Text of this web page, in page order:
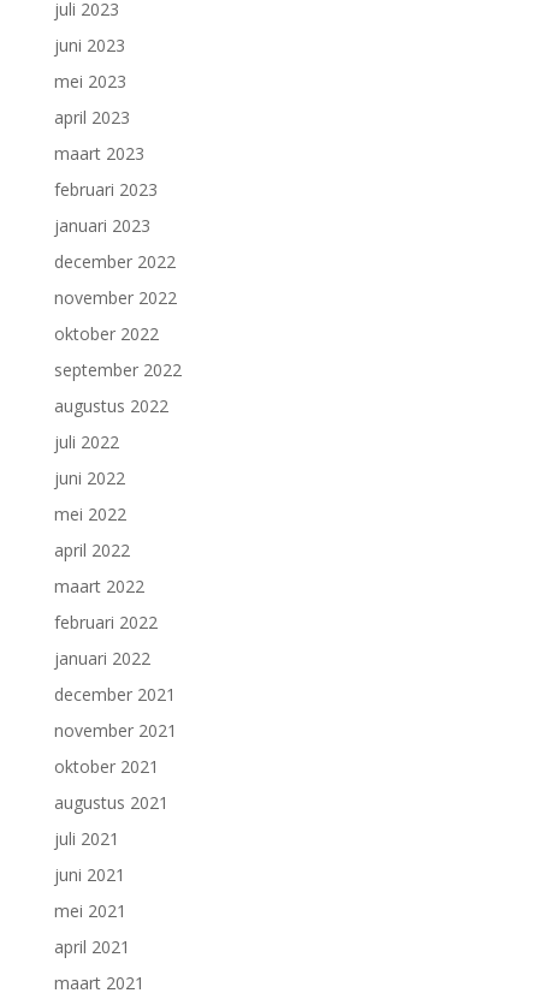
juli 2023
juni 2023
mei 2023
april 2023
maart 2023
februari 2023
januari 2023
december 2022
november 2022
oktober 2022
september 2022
augustus 2022
juli 2022
juni 2022
mei 2022
april 2022
maart 2022
februari 2022
januari 2022
december 2021
november 2021
oktober 2021
augustus 2021
juli 2021
juni 2021
mei 2021
april 2021
maart 2021